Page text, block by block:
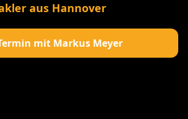
aus Hannover
mit Markus Meyer